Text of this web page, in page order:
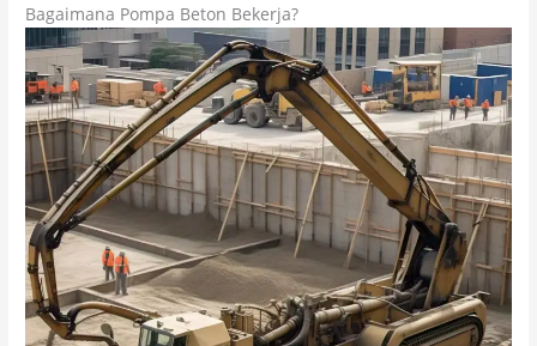
Bagaimana Pompa Beton Bekerja?